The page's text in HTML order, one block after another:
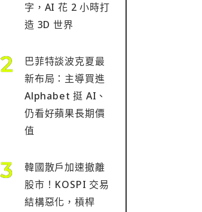
字，AI 花 2 小時打
造 3D 世界
巴菲特談波克夏最
新布局：主導買進
Alphabet 挺 AI、
仍看好蘋果長期價
值
韓國散戶加速撤離
股市！KOSPI 交易
結構惡化，槓桿